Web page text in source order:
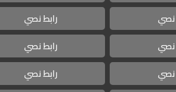
نصي
رابط نصي
نصي
رابط نصي
نصي
رابط نصي